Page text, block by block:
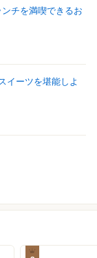
チを満喫できるお
イーツを堪能しよ